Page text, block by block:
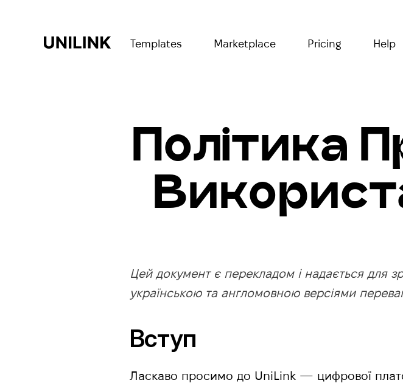
Templates Marketplace Pricing Help
Політика
Цей документ є перекладом і надається для
українською та англомовною версіями
Вступ
Ласкаво просимо до UniLink — цифрової